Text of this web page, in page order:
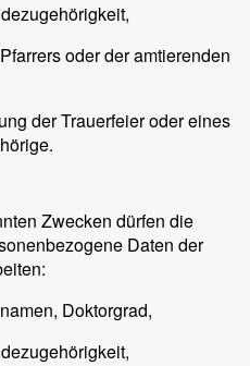
oder der amtierenden
der Trauerfeier oder eines
Zwecken dürfen die
Daten der
Doktorgrad,